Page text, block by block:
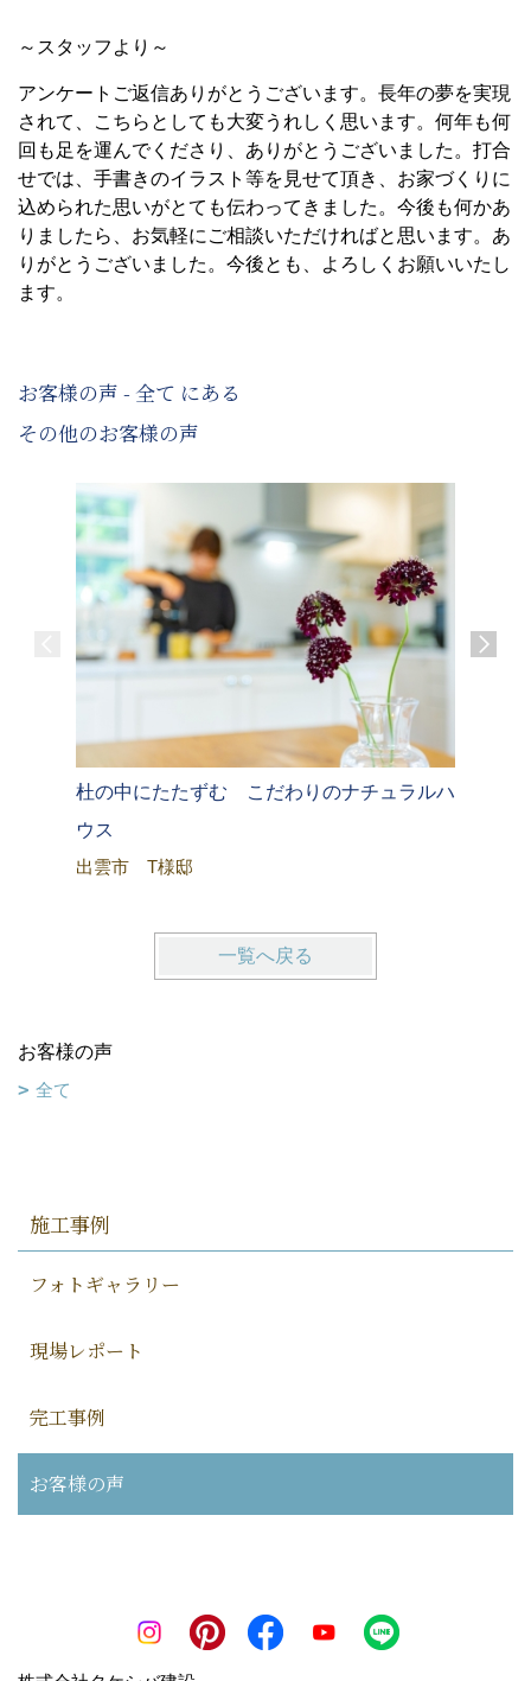
～スタッフより～
アンケートご返信ありがとうございます。長年の夢を実現
されて、こちらとしても大変うれしく思います。何年も何
回も足を運んでくださり、ありがとうございました。打合
せでは、手書きのイラスト等を見せて頂き、お家づくりに
込められた思いがとても伝わってきました。今後も何かあ
りましたら、お気軽にご相談いただければと思います。あ
りがとうございました。今後とも、よろしくお願いいたし
ます。
お客様の声 - 全て にある
その他のお客様の声
杜の中にたたずむ こだわりのナチュラルハ
ウス
出雲市 T様邸
一覧へ戻る
お客様の声
全て
施工事例
フォトギャラリー
現場レポート
完工事例
お客様の声